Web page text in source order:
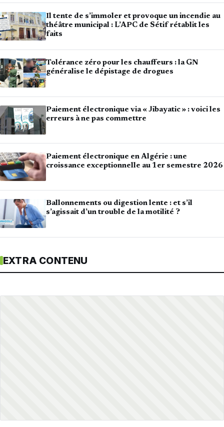
Il tente de s’immoler et provoque un incendie au
théâtre municipal : L’APC de Sétif rétablit les
faits
Tolérance zéro pour les chauffeurs : la GN
généralise le dépistage de drogues
Paiement électronique via « Jibayatic » : voici les
erreurs à ne pas commettre
Paiement électronique en Algérie : une
croissance exceptionnelle au 1er semestre 2026
Ballonnements ou digestion lente : et s’il
s’agissait d’un trouble de la motilité ?
EXTRA CONTENU